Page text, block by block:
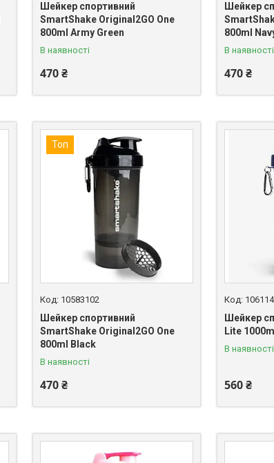
Шейкер спортивний
SmartShake Original2GO One
800ml Army Green
В наявності
470 ₴
Шейкер
800ml
В наявності
470 ₴
Топ
10583102
Шейкер спортивний
SmartShake Original2GO One
800ml Black
В наявності
470 ₴
Шейкер
Lite
В наявності
560 ₴